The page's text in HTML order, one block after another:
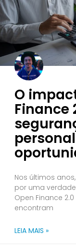
O
Finance
Nos últimos
por uma
Open Finance
encontram
LEIA MAIS »